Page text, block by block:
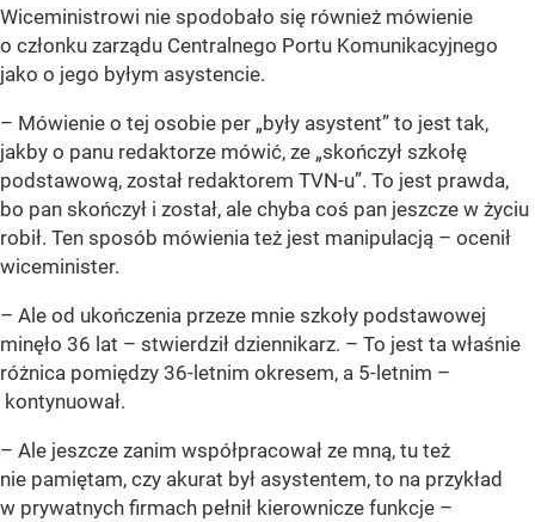
Wiceministrowi nie spodobało się również mówienie
o członku zarządu Centralnego Portu Komunikacyjnego
jako o jego byłym asystencie.
– Mówienie o tej osobie per „były asystent” to jest tak,
jakby o panu redaktorze mówić, ze „skończył szkołę
podstawową, został redaktorem TVN-u”. To jest prawda,
bo pan skończył i został, ale chyba coś pan jeszcze w życiu
robił. Ten sposób mówienia też jest manipulacją – ocenił
wiceminister.
– Ale od ukończenia przeze mnie szkoły podstawowej
minęło 36 lat – stwierdził dziennikarz. – To jest ta właśnie
różnica pomiędzy 36-letnim okresem, a 5-letnim –
kontynuował.
– Ale jeszcze zanim współpracował ze mną, tu też
nie pamiętam, czy akurat był asystentem, to na przykład
w prywatnych firmach pełnił kierownicze funkcje –